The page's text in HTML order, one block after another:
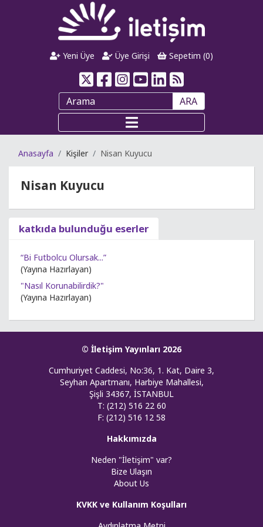
Yeni Üye Üye Girişi Sepetim (0)
ARA
Anasayfa Kişiler Nisan Kuyucu
Nisan Kuyucu
katkıda bulunduğu eserler
“Bi Futbolcu Olursak...”
(Yayına Hazırlayan)
"Nasıl Korunabilirdik?"
(Yayına Hazırlayan)
© İletişim Yayınları 2026
Cumhuriyet Caddesi, No:36, 1. Kat, Daire 3,
Seyhan Apartmanı, Harbiye Mahallesi,
Şişli 34367, İSTANBUL
T: (212) 516 22 60
F: (212) 516 12 58
Hakkımızda
Neden "İletişim" var?
Bize Ulaşın
About Us
KVKK ve Kullanım Koşulları